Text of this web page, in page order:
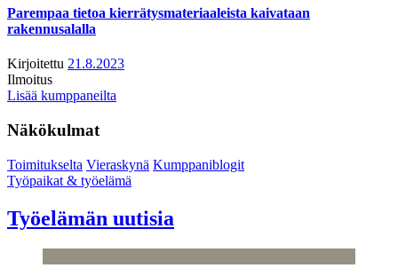
Parempaa tietoa kierrätysmateriaaleista kaivataan
rakennusalalla
Kirjoitettu 21.8.2023
Ilmoitus
Lisää kumppaneilta
Näkökulmat
Toimitukselta Vieraskynä Kumppaniblogit
Työpaikat & työelämä
Työelämän uutisia